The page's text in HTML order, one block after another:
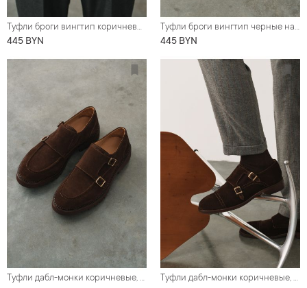
Туфли броги вингтип коричневые на высокой гладкой подошве
445 BYN
Туфли броги вингтип черные на высокой гладкой подошве
445 BYN
Туфли дабл-монки коричневые, замшевые, высокая подошва Туфли дабл-монки коричневые, замшевые, с декоративным брогированием